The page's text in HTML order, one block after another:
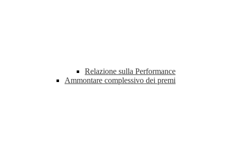
Relazione sulla Performance
Ammontare complessivo dei premi